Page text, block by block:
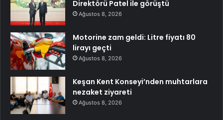
Direktörü Patel ile görüştü
Ağustos 8, 2026
Motorine zam geldi: Litre fiyatı 80
lirayı geçti
Ağustos 8, 2026
Keşan Kent Konseyi’nden muhtarlara
nezaket ziyareti
Ağustos 8, 2026